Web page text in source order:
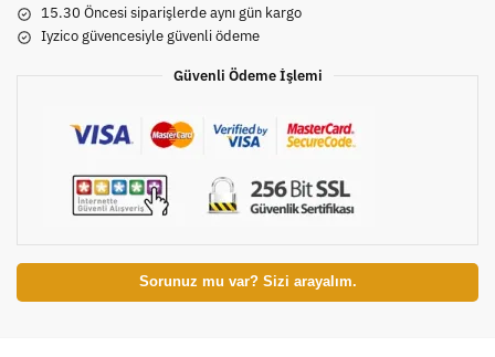
15.30 Öncesi siparişlerde aynı gün kargo
Iyzico güvencesiyle güvenli ödeme
Güvenli Ödeme İşlemi
Sorunuz mu var? Sizi arayalım.